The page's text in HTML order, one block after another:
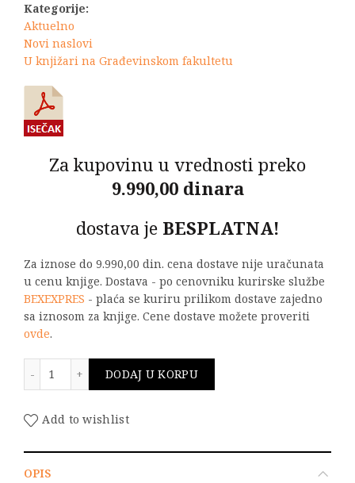
Kategorije:
Aktuelno
Novi naslovi
U knjižari na Građevinskom fakultetu
Za kupovinu u vrednosti preko
9.990,00 dinara
dostava je BESPLATNA!
Za iznose do 9.990,00 din. cena dostave nije uračunata
u cenu knjige. Dostava - po cenovniku kurirske službe
BEXEXPRES - plaća se kuriru prilikom dostave zajedno
sa iznosom za knjige. Cene dostave možete proveriti
ovde.
DODAJ U KORPU
Add to wishlist
OPIS